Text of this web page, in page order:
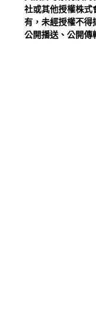
社或其他授權株式
有，未經授權不得
公開播送、公開傳